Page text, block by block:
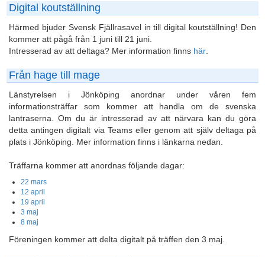
Digital koutställning
Härmed bjuder Svensk Fjällrasavel in till digital koutställning! Den
kommer att pågå från 1 juni till 21 juni.
Intresserad av att deltaga? Mer information finns här
Från hage till mage
Länstyrelsen i Jönköping anordnar under våren fem
informationsträffar som kommer att handla om de svenska
lantraserna. Om du är intresserad av att närvara kan du göra
detta antingen digitalt via Teams eller genom att själv deltaga på
plats i Jönköping. Mer information finns i länkarna nedan.
Träffarna kommer att anordnas följande dagar:
22 mars
12 april
19 april
3 maj
8 maj
Föreningen kommer att delta digitalt på träffen den 3 maj.